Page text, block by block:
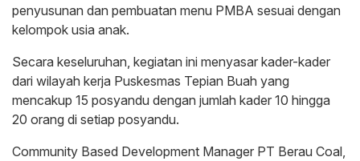
penyusunan dan pembuatan menu PMBA sesuai dengan
kelompok usia anak.
Secara keseluruhan, kegiatan ini menyasar kader-kader
dari wilayah kerja Puskesmas Tepian Buah yang
mencakup 15 posyandu dengan jumlah kader 10 hingga
20 orang di setiap posyandu.
Community Based Development Manager PT Berau Coal,